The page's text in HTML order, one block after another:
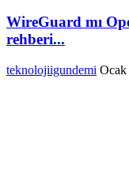
WireGuard mı
rehberi...
teknolojiigundemi Ocak